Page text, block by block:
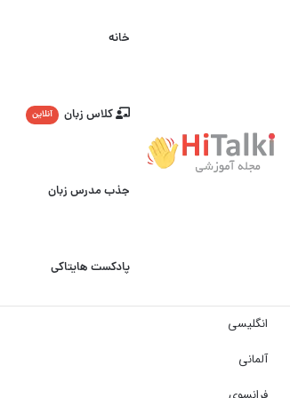
خانه
کلاس زبان آنلاین
جذب مدرس زبان
پادکست هایتاکی
انگلیسی
آلمانی